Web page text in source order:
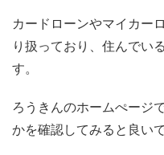
カードローンやマイカー
り扱っており、住んでい
す。
ろうきんのホームぺージ
かを確認してみると良い